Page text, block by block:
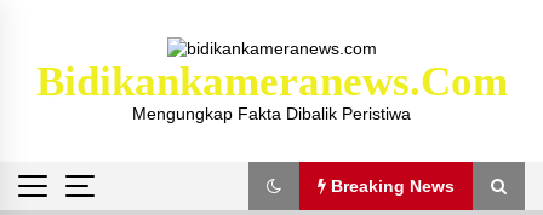
Bidikankameranews.com
Mengungkap Fakta Dibalik Peristiwa
Breaking News